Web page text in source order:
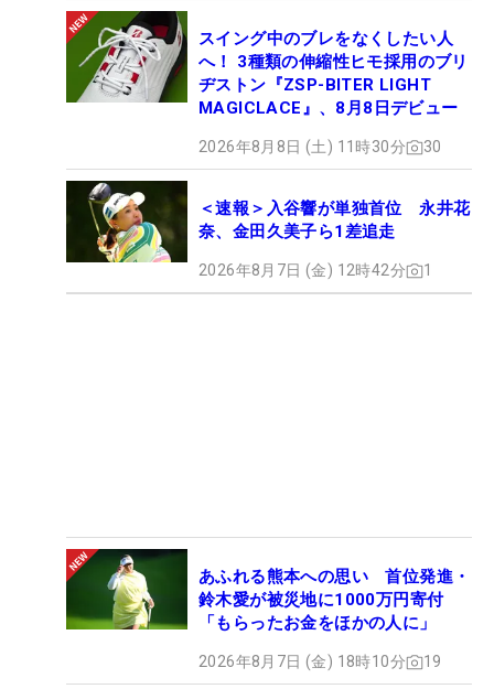
スイング中のブレをなくしたい人
へ！ 3種類の伸縮性ヒモ採用のブリ
ヂストン『ZSP-BITER LIGHT
MAGICLACE』、8月8日デビュー
2026年8月8日 (土) 11時30分 30
＜速報＞入谷響が単独首位 永井花
奈、金田久美子ら1差追走
2026年8月7日 (金) 12時42分 1
あふれる熊本への思い 首位発進・
鈴木愛が被災地に1000万円寄付
「もらったお金をほかの人に」
2026年8月7日 (金) 18時10分 19